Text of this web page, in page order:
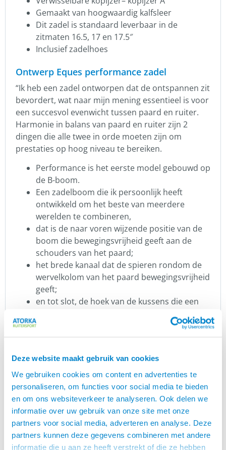
Deze website maakt gebruik van cookies
We gebruiken cookies om content en advertenties te
personaliseren, om functies voor social media te bieden
en om ons websiteverkeer te analyseren. Ook delen we
informatie over uw gebruik van onze site met onze
partners voor social media, adverteren en analyse. Deze
partners kunnen deze gegevens combineren met andere
informatie die u aan ze heeft verstrekt of die ze hebben
Gemaakt van hoogwaardig kalfsleer
Dit zadel is standaard leverbaar in de
zitmaten 16.5, 17 en 17.5″
Inclusief zadelhoes
Ontwerp Eques performance zadel
“Ik heb een zadel ontworpen dat de ontspannen zit
bevordert, wat naar mijn mening essentieel is voor
een succesvol evenwicht tussen paard en ruiter.
Harmonie in balans van paard en ruiter zijn 2
dingen die alle twee in orde moeten zijn om
prestaties op hoog niveau te bereiken.
Performance is het eerste model gebouwd op
de B-boom.
Een zadelboom die ik persoonlijk heeft
ontwikkeld om het beste van meerdere
werelden te combineren,
dat is de naar voren wijzende positie van de
boom die bewegingsvrijheid geeft aan de
schouders van het paard;
het brede kanaal dat de spieren rondom de
wervelkolom van het paard bewegingsvrijheid
geeft;
en tot slot, de hoek van de kussens die een
geeft.
Het nauwe contact van dit zadel is ideaal in
moet laten zien, bijvoorbeeld op wedstrijden of
fokshows. De korte kniewrong fungeert meestal als
dijbeensteun en zorgt er zo voor dat er ruimte is
voor alle soorten benen.
De ruiter wordt goed ondersteund in dit zadel, dus
mijn aanbeveling is om een ​​maat groter te nemen
als je tussen twee maten in zit.